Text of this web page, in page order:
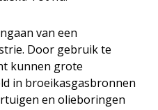
van een
Door gebruik te
kunnen grote
in broeikasgasbronnen
en olieboringen